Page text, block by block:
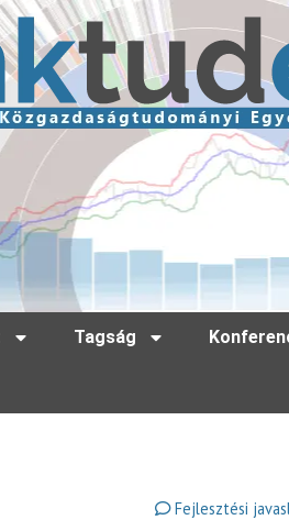
Tagság
Fejlesztési